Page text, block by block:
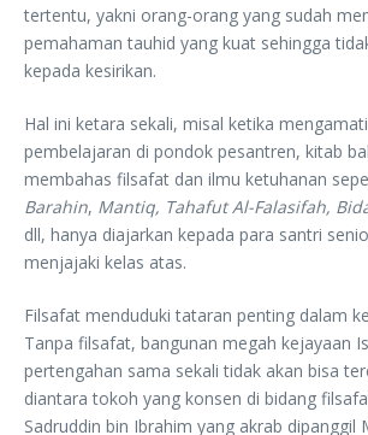
tertentu, yakni orang-orang yang sudah
pemahaman tauhid yang kuat sehingga
kepada kesirikan.
Hal ini ketara sekali, misal ketika
pembelajaran di pondok pesantren, kitab
membahas filsafat dan ilmu ketuhanan
Barahin, Mantiq, Tahafut Al-Falasifah,
dll, hanya diajarkan kepada para santri
menjajaki kelas atas.
Filsafat menduduki tataran penting dalam
Tanpa filsafat, bangunan megah kejayaan
pertengahan sama sekali tidak akan bisa
diantara tokoh yang konsen di bidang
Sadruddin bin Ibrahim yang akrab dipanggil